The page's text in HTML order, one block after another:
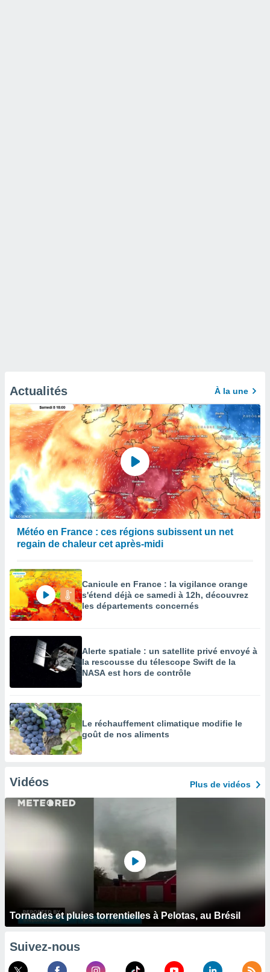
Actualités À la une
Météo en France : ces régions subissent un net
regain de chaleur cet après-midi
Canicule en France : la vigilance orange
s'étend déjà ce samedi à 12h, découvrez
les départements concernés
Alerte spatiale : un satellite privé envoyé à
la rescousse du télescope Swift de la
NASA est hors de contrôle
Le réchauffement climatique modifie le
goût de nos aliments
Vidéos Plus de vidéos
Tornades et pluies torrentielles à Pelotas, au Brésil
Suivez-nous